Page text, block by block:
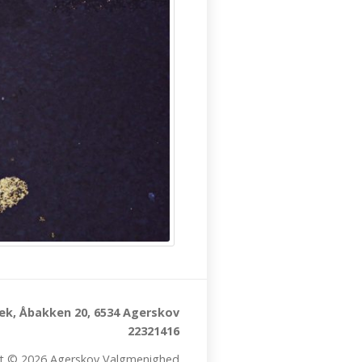
Åbakken 20, 6534 Agerskov
22321416
© 2026 Agerskov Valgmenighed